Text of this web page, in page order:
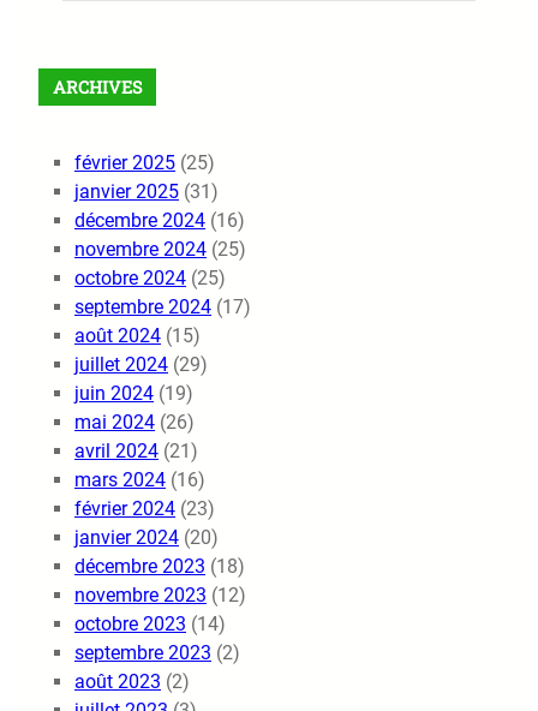
ARCHIVES
février 2025 (25)
janvier 2025 (31)
décembre 2024 (16)
novembre 2024 (25)
octobre 2024 (25)
septembre 2024 (17)
août 2024 (15)
juillet 2024 (29)
juin 2024 (19)
mai 2024 (26)
avril 2024 (21)
mars 2024 (16)
février 2024 (23)
janvier 2024 (20)
décembre 2023 (18)
novembre 2023 (12)
octobre 2023 (14)
septembre 2023 (2)
août 2023 (2)